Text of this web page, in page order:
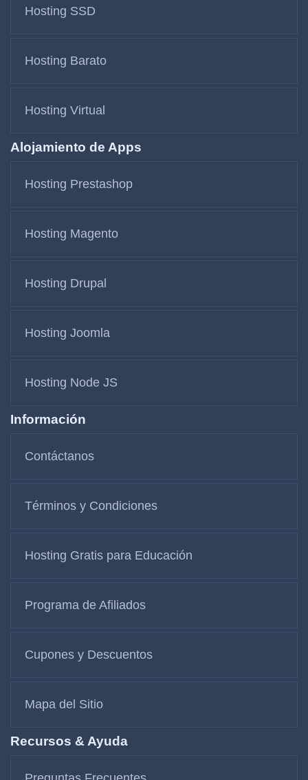
Hosting SSD
Hosting Barato
Hosting Virtual
Alojamiento de Apps
Hosting Prestashop
Hosting Magento
Hosting Drupal
Hosting Joomla
Hosting Node JS
Información
Contáctanos
Términos y Condiciones
Hosting Gratis para Educación
Programa de Afiliados
Cupones y Descuentos
Mapa del Sitio
Recursos & Ayuda